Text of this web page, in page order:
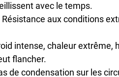
avec le temps.
aux conditions
intense, chaleur extrême,
flancher.
de condensation sur les